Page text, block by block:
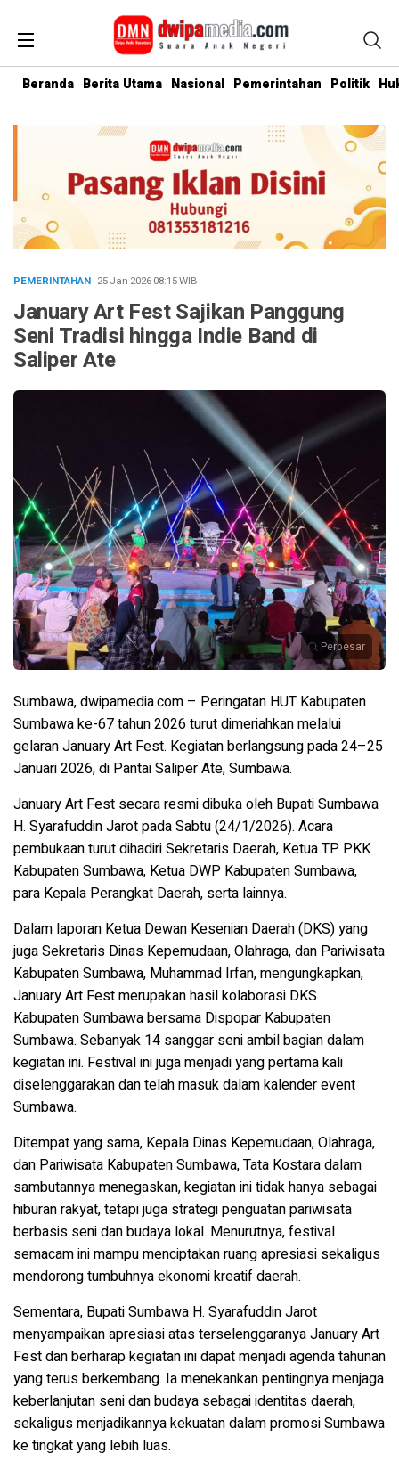
Beranda Berita Utama Nasional Pemerintahan Politik
PEMERINTAHAN· 25 Jan 202608:15WIB
January Art Fest Sajikan Panggung
Seni Tradisi hingga Indie Band di
Saliper Ate
Perbesar
Sumbawa, dwipamedia.com – Peringatan HUT Kabupaten
Sumbawa ke-67 tahun 2026 turut dimeriahkan melalui
gelaran January Art Fest. Kegiatan berlangsung pada 24–25
Januari 2026, di Pantai Saliper Ate, Sumbawa.
January Art Fest secara resmi dibuka oleh Bupati Sumbawa
H. Syarafuddin Jarot pada Sabtu (24/1/2026). Acara
pembukaan turut dihadiri Sekretaris Daerah, Ketua TP PKK
Kabupaten Sumbawa, Ketua DWP Kabupaten Sumbawa,
para Kepala Perangkat Daerah, serta lainnya.
Dalam laporan Ketua Dewan Kesenian Daerah (DKS) yang
juga Sekretaris Dinas Kepemudaan, Olahraga, dan Pariwisata
Kabupaten Sumbawa, Muhammad Irfan, mengungkapkan,
January Art Fest merupakan hasil kolaborasi DKS
Kabupaten Sumbawa bersama Dispopar Kabupaten
Sumbawa. Sebanyak 14 sanggar seni ambil bagian dalam
kegiatan ini. Festival ini juga menjadi yang pertama kali
diselenggarakan dan telah masuk dalam kalender event
Sumbawa.
Ditempat yang sama, Kepala Dinas Kepemudaan, Olahraga,
dan Pariwisata Kabupaten Sumbawa, Tata Kostara dalam
sambutannya menegaskan, kegiatan ini tidak hanya sebagai
hiburan rakyat, tetapi juga strategi penguatan pariwisata
berbasis seni dan budaya lokal. Menurutnya, festival
semacam ini mampu menciptakan ruang apresiasi sekaligus
mendorong tumbuhnya ekonomi kreatif daerah.
Sementara, Bupati Sumbawa H. Syarafuddin Jarot
menyampaikan apresiasi atas terselenggaranya January Art
Fest dan berharap kegiatan ini dapat menjadi agenda tahunan
yang terus berkembang. Ia menekankan pentingnya menjaga
keberlanjutan seni dan budaya sebagai identitas daerah,
sekaligus menjadikannya kekuatan dalam promosi Sumbawa
ke tingkat yang lebih luas.